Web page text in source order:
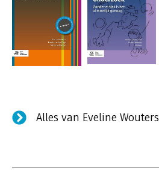
Alles van Eveline Wouters